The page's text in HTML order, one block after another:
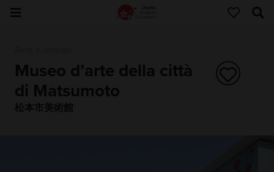
Museo d’arte della città
di Matsumoto
松本市美術館